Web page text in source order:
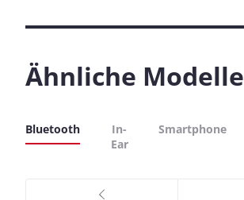
Ähnliche Modelle
Bluetooth
In-
Ear
Smartphone